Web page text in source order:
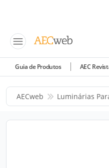
Guia de Produtos AEC
AECweb Luminárias